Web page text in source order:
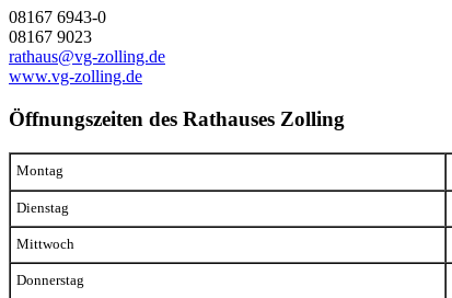
08167 6943-0
08167 9023
rathaus@vg-zolling.de
www.vg-zolling.de
Öffnungszeiten des Rathauses Zolling
Montag
Dienstag
Mittwoch
Donnerstag